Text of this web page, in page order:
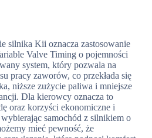
silnika Kii oznacza zastosowanie
Valve Timing o pojemności
system, który pozwala na
pracy zaworów, co przekłada się
niższe zużycie paliwa i mniejsze
Dla kierowcy oznacza to
oraz korzyści ekonomiczne i
samochód z silnikiem o
mieć pewność, że